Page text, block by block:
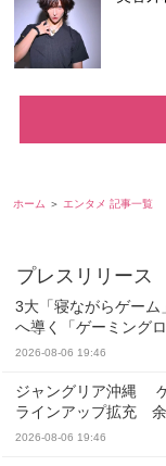
ホーム エンタメ 記事一覧
3大「寝ながらゲー
へ導く「ゲーミング
2026-08-06 19:46
ジャングリア沖縄
ラインアップ拡充
2026-08-06 19:46